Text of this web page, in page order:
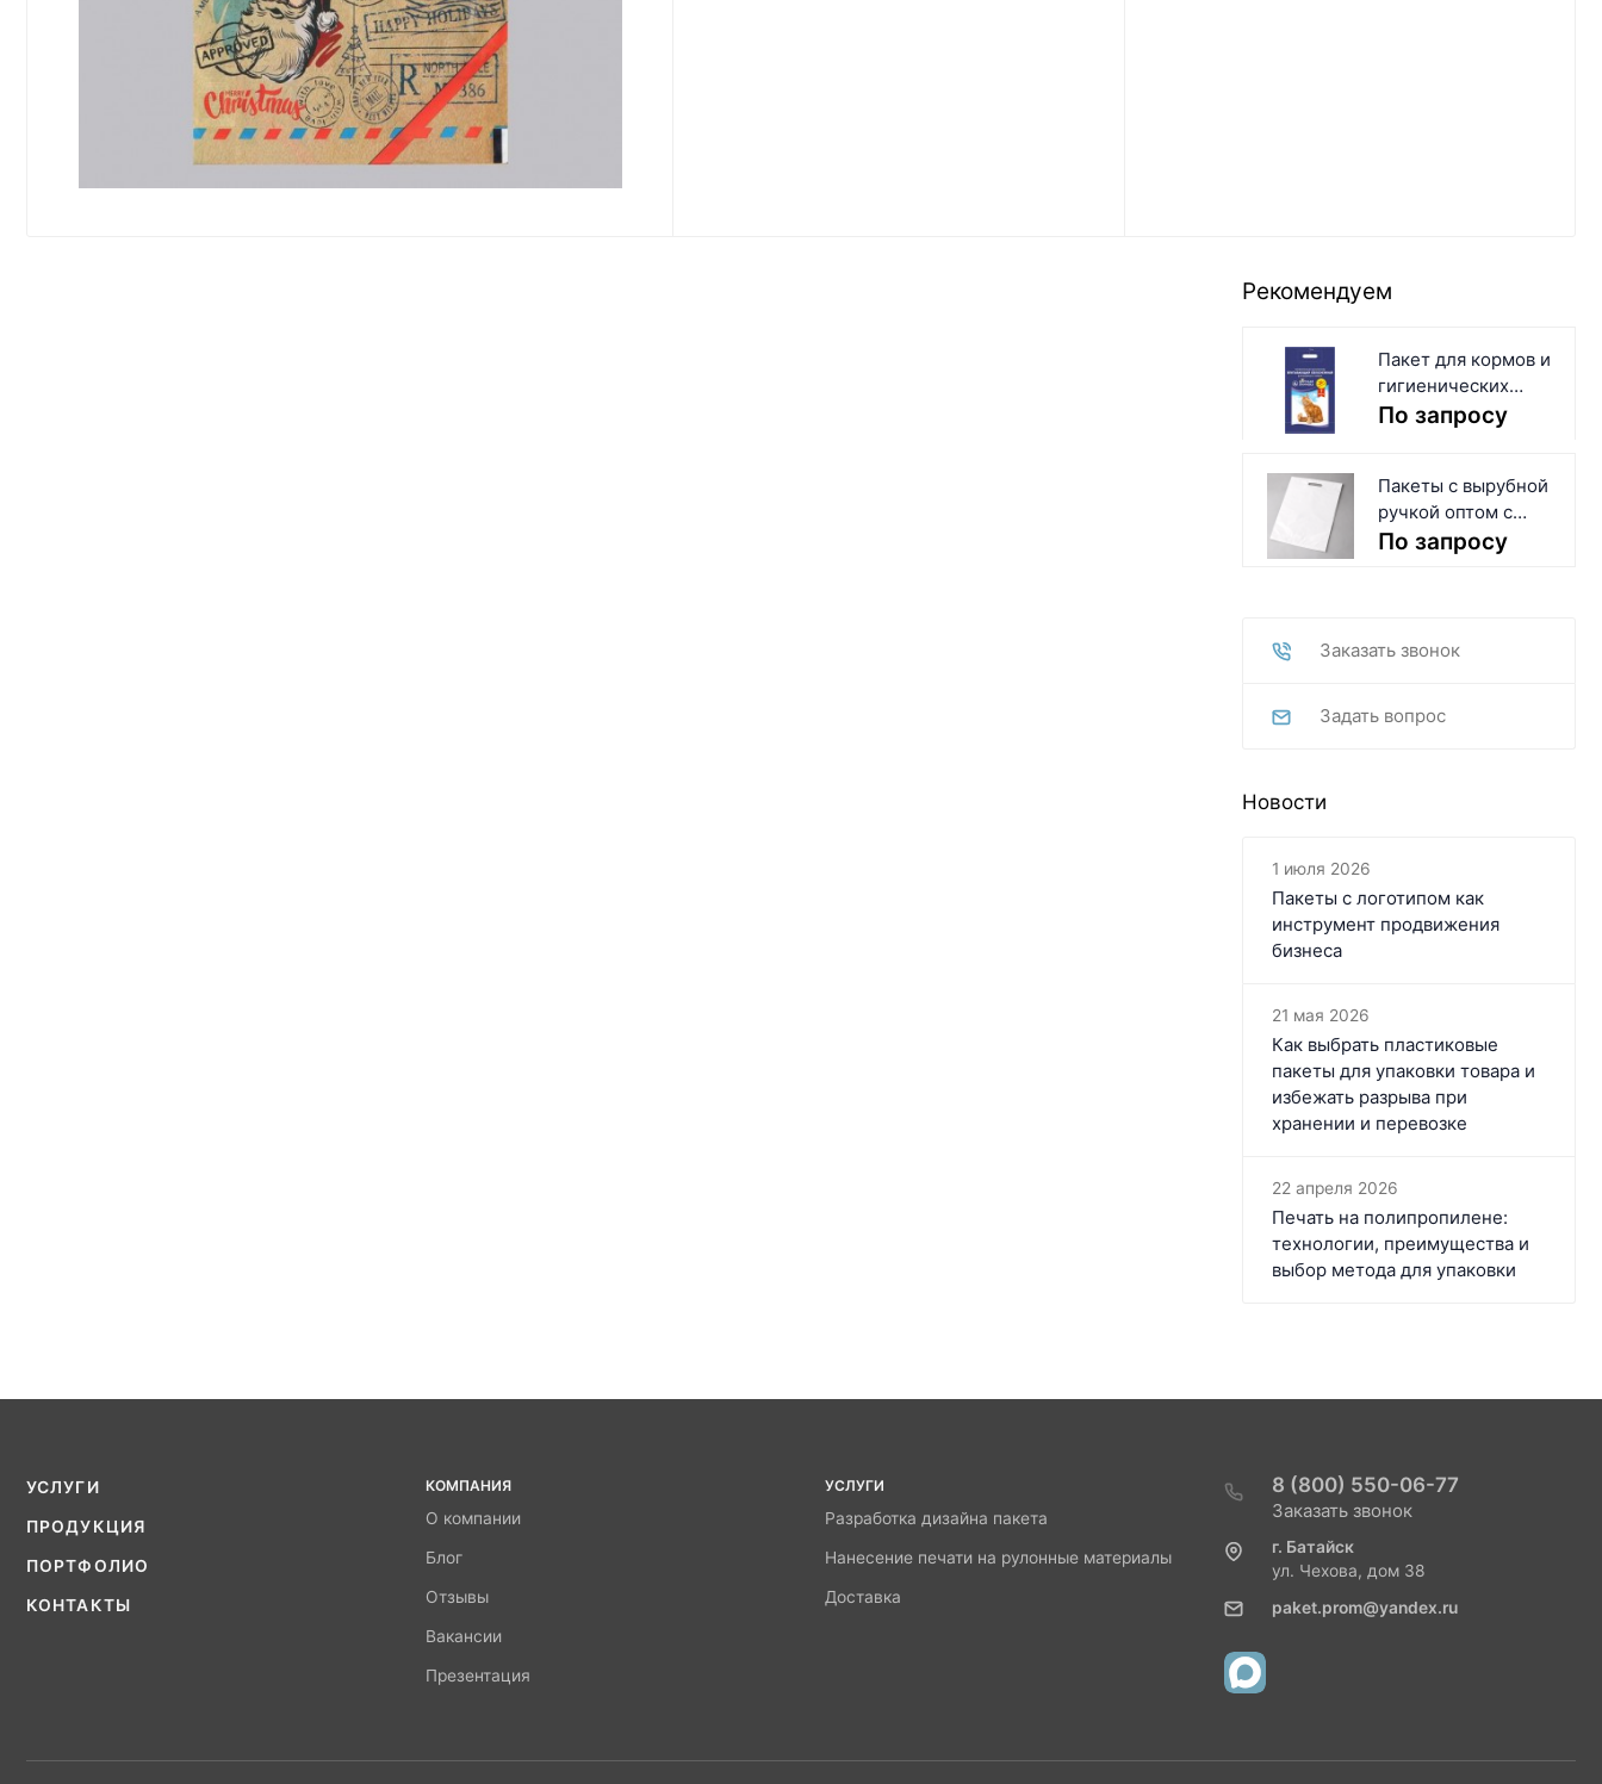
Рекомендуем
Пакет для кормов и
гигиенических
наполнителей для
По запросу
Пакеты с вырубной
ручкой оптом с
логотипом и без
По запросу
Заказать звонок
Задать вопрос
Новости
1 июля 2026
Пакеты с логотипом как
инструмент продвижения
бизнеса
21 мая 2026
Как выбрать пластиковые
пакеты для упаковки товара и
избежать разрыва при
хранении и перевозке
22 апреля 2026
Печать на полипропилене:
технологии, преимущества и
выбор метода для упаковки
УСЛУГИ
ПРОДУКЦИЯ
ПОРТФОЛИО
КОНТАКТЫ
КОМПАНИЯ
О компании
Блог
Отзывы
Вакансии
Презентация
УСЛУГИ
Разработка дизайна пакета
Нанесение печати на рулонные материалы
Доставка
8 (800) 550-06-77
Заказать звонок
г. Батайск
ул. Чехова, дом 38
paket.prom@yandex.ru